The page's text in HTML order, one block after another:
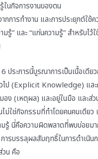
ในกิจการงานของตน
กการทำงาน และการประยุกต์ใ
รู้” และ “แก่นความรู้” สำหรับไ
6 ประการนี้บูรณาการเป็นเนื้อเ
วไป (Explicit Knowledge) แ
อง (เหตุผล) และอยู่ในมือ และส่
ม่ใช่กิจกรรมที่ทำโดยคนคนเดียว
รู้ นี่คือความผิดพลาดที่พบบ่อยม
ารบรรลุผลสัมฤทธิ์ในการดำเ
น คือ